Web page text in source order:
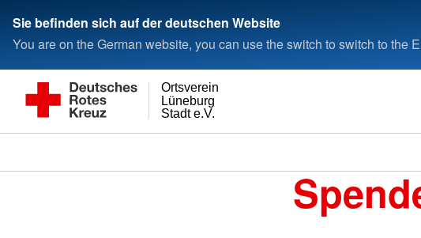
Sie befinden sich auf der deutschen Website
You are on the German website, you can use the switch to switch to the
Stadt e.V.
Lüneburg
Ortsverein